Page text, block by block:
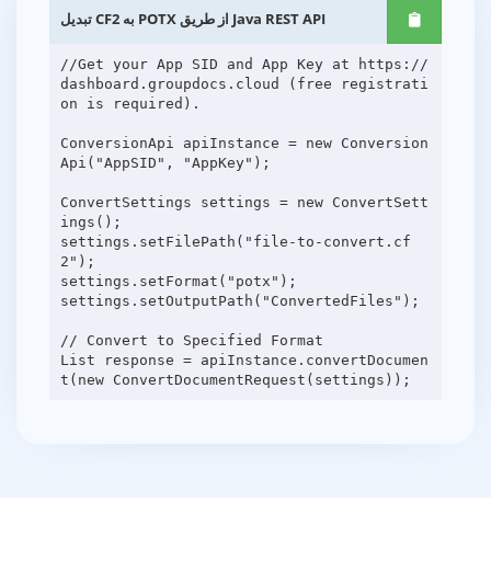
تبدیل CF2 به POTX از طریق Java REST API
//Get your App SID and App Key at https://
dashboard.groupdocs.cloud (free registrati
on is required).
ConversionApi apiInstance = new Conversion
Api("AppSID", "AppKey");
ConvertSettings settings = new ConvertSett
ings();
settings.setFilePath("file-to-convert.cf
2");
settings.setFormat("potx");
settings.setOutputPath("ConvertedFiles");
// Convert to Specified Format
List response = apiInstance.convertDocumen